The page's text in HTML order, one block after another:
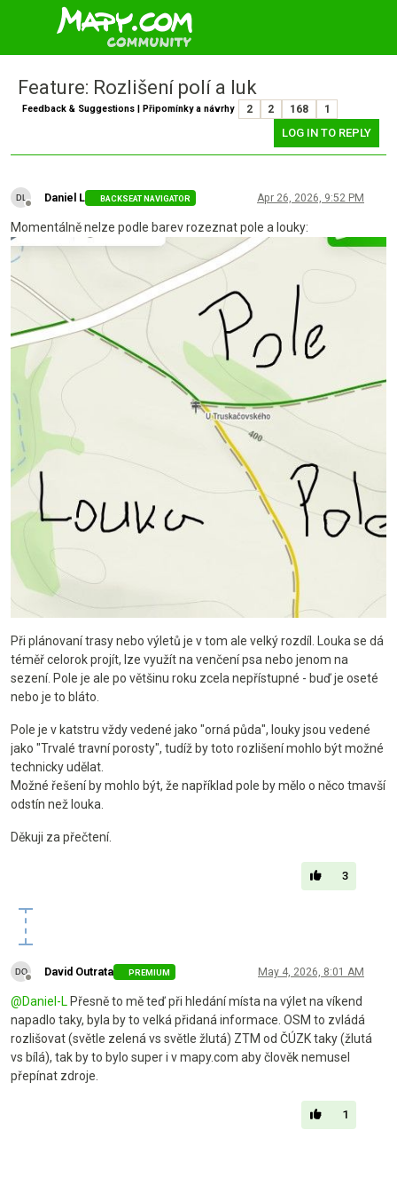
Feature: Rozlišení polí a luk
Feedback & Suggestions | Připomínky a návrhy 2 2 168 1
LOG IN TO REPLY
Daniel L BACKSEAT NAVIGATOR Apr 26, 2026, 9:52 PM
Momentálně nelze podle barev rozeznat pole a louky:
Při plánovaní trasy nebo výletů je v tom ale velký rozdíl. Louka se dá
téměř celorok projít, lze využít na venčení psa nebo jenom na
sezení. Pole je ale po většinu roku zcela nepřístupné - buď je oseté
nebo je to bláto.
Pole je v katstru vždy vedené jako "orná půda", louky jsou vedené
jako "Trvalé travní porosty", tudíž by toto rozlišení mohlo být možné
technicky udělat.
Možné řešení by mohlo být, že například pole by mělo o něco tmavší
odstín než louka.
Děkuji za přečtení.
3
David Outrata PREMIUM May 4, 2026, 8:01 AM
@Daniel-L Přesně to mě teď při hledání místa na výlet na víkend
napadlo taky, byla by to velká přidaná informace. OSM to zvládá
rozlišovat (světle zelená vs světle žlutá) ZTM od ČÚZK taky (žlutá
vs bílá), tak by to bylo super i v mapy.com aby člověk nemusel
přepínat zdroje.
1